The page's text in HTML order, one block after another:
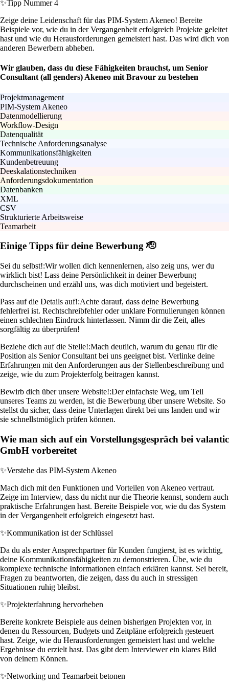
✨Tipp Nummer 4
Zeige deine Leidenschaft für das PIM-System Akeneo! Bereite
Beispiele vor, wie du in der Vergangenheit erfolgreich Projekte geleitet
hast und wie du Herausforderungen gemeistert hast. Das wird dich von
anderen Bewerbern abheben.
Wir glauben, dass du diese Fähigkeiten brauchst, um Senior
Consultant (all genders) Akeneo mit Bravour zu bestehen
Projektmanagement
PIM-System Akeneo
Datenmodellierung
Workflow-Design
Datenqualität
Technische Anforderungsanalyse
Kommunikationsfähigkeiten
Kundenbetreuung
Deeskalationstechniken
Anforderungsdokumentation
Datenbanken
XML
CSV
Strukturierte Arbeitsweise
Teamarbeit
Einige Tipps für deine Bewerbung 🫡
Sei du selbst!:Wir wollen dich kennenlernen, also zeig uns, wer du
wirklich bist! Lass deine Persönlichkeit in deiner Bewerbung
durchscheinen und erzähl uns, was dich motiviert und begeistert.
Pass auf die Details auf!:Achte darauf, dass deine Bewerbung
fehlerfrei ist. Rechtschreibfehler oder unklare Formulierungen können
einen schlechten Eindruck hinterlassen. Nimm dir die Zeit, alles
sorgfältig zu überprüfen!
Beziehe dich auf die Stelle!:Mach deutlich, warum du genau für die
Position als Senior Consultant bei uns geeignet bist. Verlinke deine
Erfahrungen mit den Anforderungen aus der Stellenbeschreibung und
zeige, wie du zum Projekterfolg beitragen kannst.
Bewirb dich über unsere Website!:Der einfachste Weg, um Teil
unseres Teams zu werden, ist die Bewerbung über unsere Website. So
stellst du sicher, dass deine Unterlagen direkt bei uns landen und wir
sie schnellstmöglich prüfen können.
Wie man sich auf ein Vorstellungsgespräch bei valantic
GmbH vorbereitet
✨Verstehe das PIM-System Akeneo
Mach dich mit den Funktionen und Vorteilen von Akeneo vertraut.
Zeige im Interview, dass du nicht nur die Theorie kennst, sondern auch
praktische Erfahrungen hast. Bereite Beispiele vor, wie du das System
in der Vergangenheit erfolgreich eingesetzt hast.
✨Kommunikation ist der Schlüssel
Da du als erster Ansprechpartner für Kunden fungierst, ist es wichtig,
deine Kommunikationsfähigkeiten zu demonstrieren. Übe, wie du
komplexe technische Informationen einfach erklären kannst. Sei bereit,
Fragen zu beantworten, die zeigen, dass du auch in stressigen
Situationen ruhig bleibst.
✨Projekterfahrung hervorheben
Bereite konkrete Beispiele aus deinen bisherigen Projekten vor, in
denen du Ressourcen, Budgets und Zeitpläne erfolgreich gesteuert
hast. Zeige, wie du Herausforderungen gemeistert hast und welche
Ergebnisse du erzielt hast. Das gibt dem Interviewer ein klares Bild
von deinem Können.
✨Networking und Teamarbeit betonen